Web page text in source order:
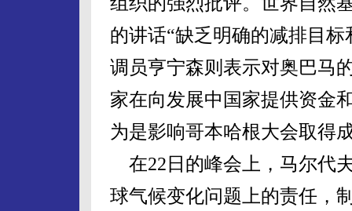
的讲话“缺乏明确的减排目
调员亨宁森则表示对奥巴马
家在向发展中国家提供资金
为是影响哥本哈根大会取得
在22日的峰会上，马尔代
球气候变化问题上的责任，